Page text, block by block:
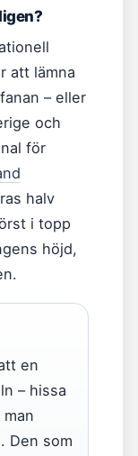
att lämna
– eller
och
för
halv
i topp
höjd,
en
– hissa
Den som